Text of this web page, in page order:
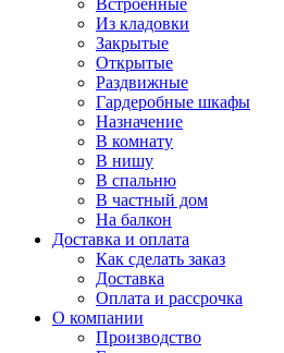
Встроенные
Из кладовки
Закрытые
Открытые
Раздвижные
Гардеробные шкафы
Назначение
В комнату
В нишу
В спальню
В частный дом
На балкон
Доставка и оплата
Как сделать заказ
Доставка
Оплата и рассрочка
О компании
Производство